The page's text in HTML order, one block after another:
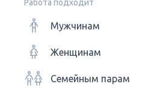
Работа подходит
Мужчинам
Женщинам
Семейным парам